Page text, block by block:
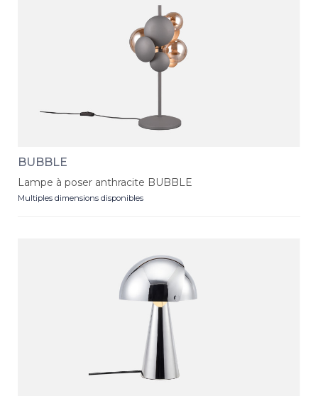
BUBBLE
Lampe à poser anthracite BUBBLE
Multiples dimensions disponibles